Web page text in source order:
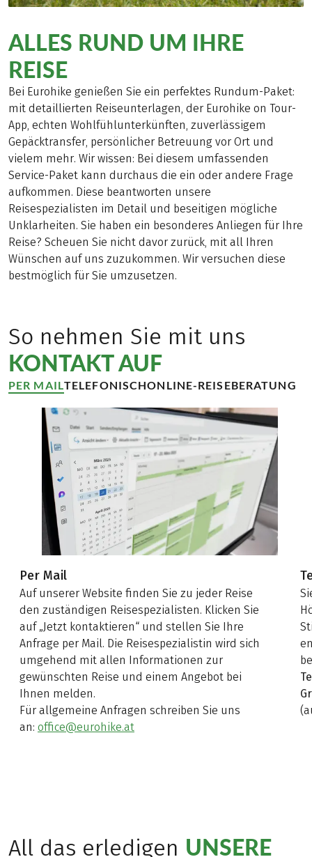
ALLES RUND UM IHRE
REISE
Bei Eurohike genießen Sie ein perfektes Rundum-Paket:
mit detaillierten Reiseunterlagen, der Eurohike on Tour-
App, echten Wohlfühlunterkünften, zuverlässigem
Gepäcktransfer, persönlicher Betreuung vor Ort und
vielem mehr. Wir wissen: Bei diesem umfassenden
Service-Paket kann durchaus die ein oder andere Frage
aufkommen. Diese beantworten unsere
Reisespezialisten im Detail und beseitigen mögliche
Unklarheiten. Sie haben ein besonderes Anliegen für Ihre
Reise? Scheuen Sie nicht davor zurück, mit all Ihren
Wünschen auf uns zuzukommen. Wir versuchen diese
bestmöglich für Sie umzusetzen.
So nehmen Sie mit uns
KONTAKT AUF
PER MAILTELEFONISCHONLINE-REISEBERATUNG
Per Mail
Auf unserer Website finden Sie zu jeder Reise
den zuständigen Reisespezialisten. Klicken Sie
auf „Jetzt kontaktieren“ und stellen Sie Ihre
Anfrage per Mail. Die Reisespezialistin wird sich
umgehend mit allen Informationen zur
gewünschten Reise und einem Angebot bei
Ihnen melden.
Für allgemeine Anfragen schreiben Sie uns
an: office@eurohike.at
All das erledigen UNSERE